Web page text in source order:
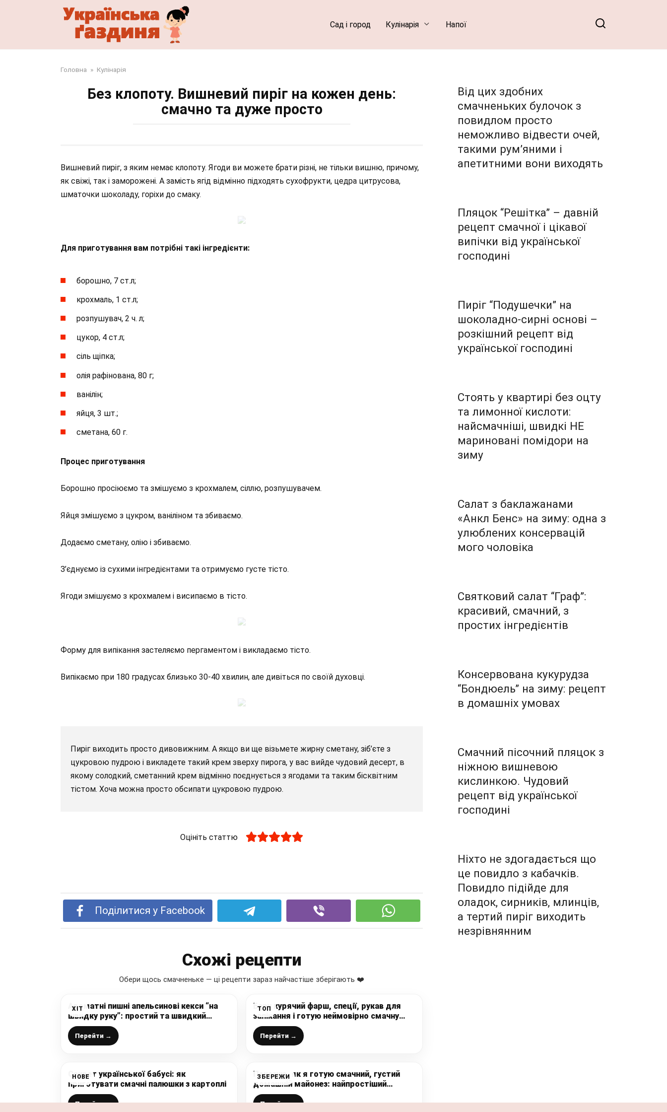
Сад і город Кулінарія Напої
Головна » Кулінарія
Без клопоту. Вишневий пиріг на кожен день:
смачно та дуже просто
Вишневий пиріг, з яким немає клопоту. Ягоди ви можете брати різні, не тільки вишню, причому,
як свіжі, так і заморожені. А замість ягід відмінно підходять сухофрукти, цедра цитрусова,
шматочки шоколаду, горіхи до смаку.
Для приготування вам потрібні такі інгредієнти:
борошно, 7 ст.л;
крохмаль, 1 ст.л;
розпушувач, 2 ч. л;
цукор, 4 ст.л;
сіль щіпка;
олія рафінована, 80 г;
ванілін;
яйця, 3 шт.;
сметана, 60 г.
Процес приготування
Борошно просіюємо та змішуємо з крохмалем, сіллю, розпушувачем.
Яйця змішуємо з цукром, ваніліном та збиваємо.
Додаємо сметану, олію і збиваємо.
З’єднуємо із сухими інгредієнтами та отримуємо густе тісто.
Ягоди змішуємо з крохмалем і висипаємо в тісто.
Форму для випікання застеляємо пергаментом і викладаємо тісто.
Випікаємо при 180 градусах близько 30-40 хвилин, але дивіться по своїй духовці.
Пиріг виходить просто дивовижним. А якщо ви ще візьмете жирну сметану, зіб’єте з
цукровою пудрою і викладете такий крем зверху пирога, у вас вийде чудовий десерт, в
якому солодкий, сметанний крем відмінно поєднується з ягодами та таким бісквітним
тістом. Хоча можна просто обсипати цукровою пудрою.
Оцініть статтю
Поділитися у Facebook
Схожі рецепти
Обери щось смачненьке — ці рецепти зараз найчастіше зберігають ❤️
ХІТ
Ароматні пишні апельсинові кекси “на
швидку руку”: простий та швидкий
рецепт дуже смачної випічки до чаю,
дітки просто у захваті
Перейти →
ТОП
Беру курячий фарш, спеції, рукав для
запікання і готую неймовірно смачну
ковбасу в домашніх умовах:
подобається і дітям і дорослим
Перейти →
НОВЕ
Секрет української бабусі: як
приготувати смачні палюшки з картоплі
Перейти →
ЗБЕРЕЖИ
Показую, як я готую смачний, густий
домашній майонез: найпростіший
перевірений рецепт, який завжди
вдається на 100%
Перейти →
Від цих здобних
смачненьких булочок з
повидлом просто
неможливо відвести очей,
такими рум’яними і
апетитними вони виходять
Пляцок “Решітка” – давній
рецепт смачної і цікавої
випічки від української
господині
Пиріг “Подушечки” на
шоколадно-сирні основі –
розкішний рецепт від
української господині
Стоять у квартирі без оцту
та лимонної кислоти:
найсмачніші, швидкі НЕ
мариновані помідори на
зиму
Салат з баклажанами
«Анкл Бенс» на зиму: одна з
улюблених консервацій
мого чоловіка
Святковий салат “Граф”:
красивий, смачний, з
простих інгредієнтів
Консервована кукурудза
“Бондюель” на зиму: рецепт
в домашніх умовах
Смачний пісочний пляцок з
ніжною вишневою
кислинкою. Чудовий
рецепт від української
господині
Ніхто не здогадається що
це повидло з кабачків.
Повидло підійде для
оладок, сирників, млинців,
а тертий пиріг виходить
незрівнянним